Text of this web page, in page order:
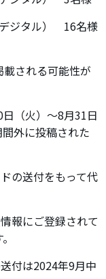
デジタル） 16名様
載される可能性が
（火）～8月31日
間外に投稿された
の送付をもって代
報にご登録されて
付は2024年9月中